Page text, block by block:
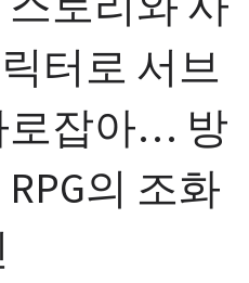
터로 서브
로잡아… 방
의 조화